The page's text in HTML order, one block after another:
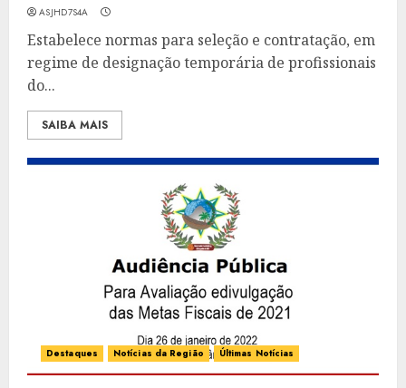
ASJHD7S4A
Estabelece normas para seleção e contratação, em
regime de designação temporária de profissionais
do...
SAIBA MAIS
Destaques Notícias da Região Últimas Notícias